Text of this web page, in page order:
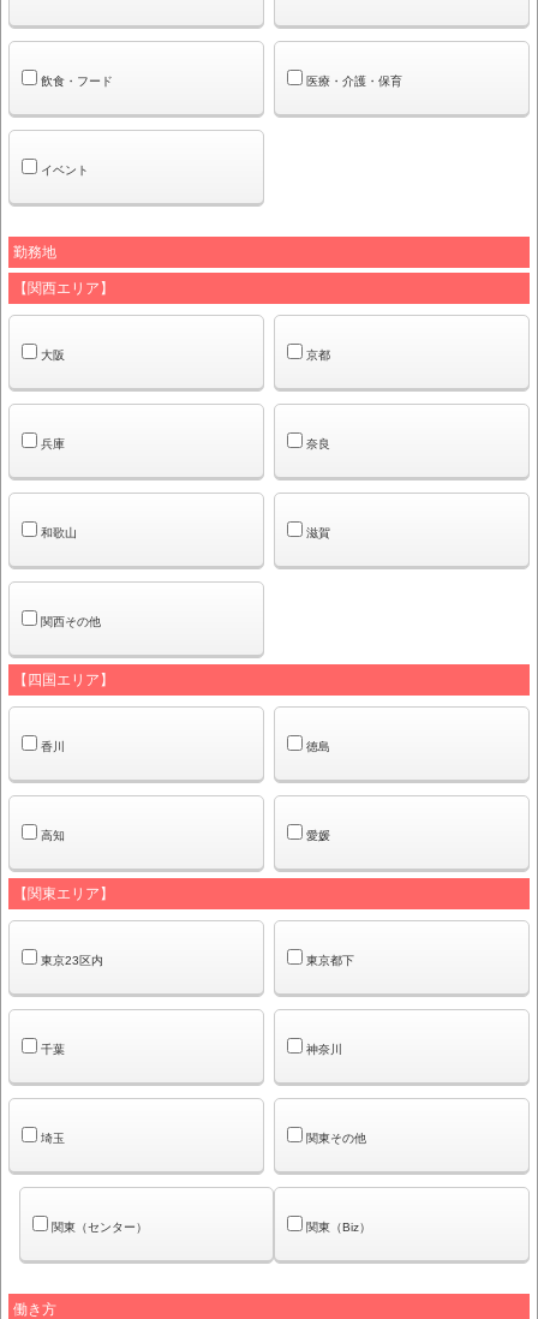
飲食・フード 医療・介護・保育
イベント
勤務地
【関西エリア】
大阪 京都
兵庫 奈良
和歌山 滋賀
関西その他
【四国エリア】
徳島
香川
愛媛
高知
【関東エリア】
東京23区内 東京都下
千葉 神奈川
埼玉 関東その他
関東（Biz）
関東（センター）
働き方